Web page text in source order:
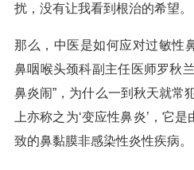
扰，没有让我看到根治的希望。
那么，中医是如何应对过敏性
鼻咽喉头颈科副主任医师罗秋
鼻炎闹”，为什么一到秋天就常
上亦称之为‘变应性鼻炎’，它
致的鼻黏膜非感染性炎性疾病。